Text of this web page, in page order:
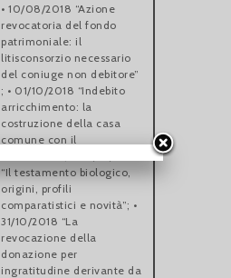
• 10/08/2018 “Azione
revocatoria del fondo
patrimoniale: il
litisconsorzio necessario
del coniuge non debitore”
; • 01/10/2018 “Indebito
arricchimento: la
costruzione della casa
comune con il
“Il testamento biologico,
origini, profili
comparatistici e novità”; •
31/10/2018 “La
revocazione della
donazione per
ingratitudine derivante da